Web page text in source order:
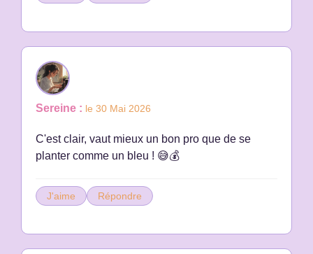
Sereine : le 30 Mai 2026
C'est clair, vaut mieux un bon pro que de se
planter comme un bleu ! 😅💰
J'aime Répondre